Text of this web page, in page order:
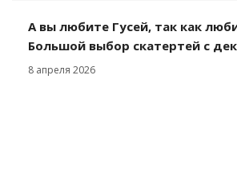
А вы любите Гусей, так как
Большой выбор скатертей с
8 апреля 2026